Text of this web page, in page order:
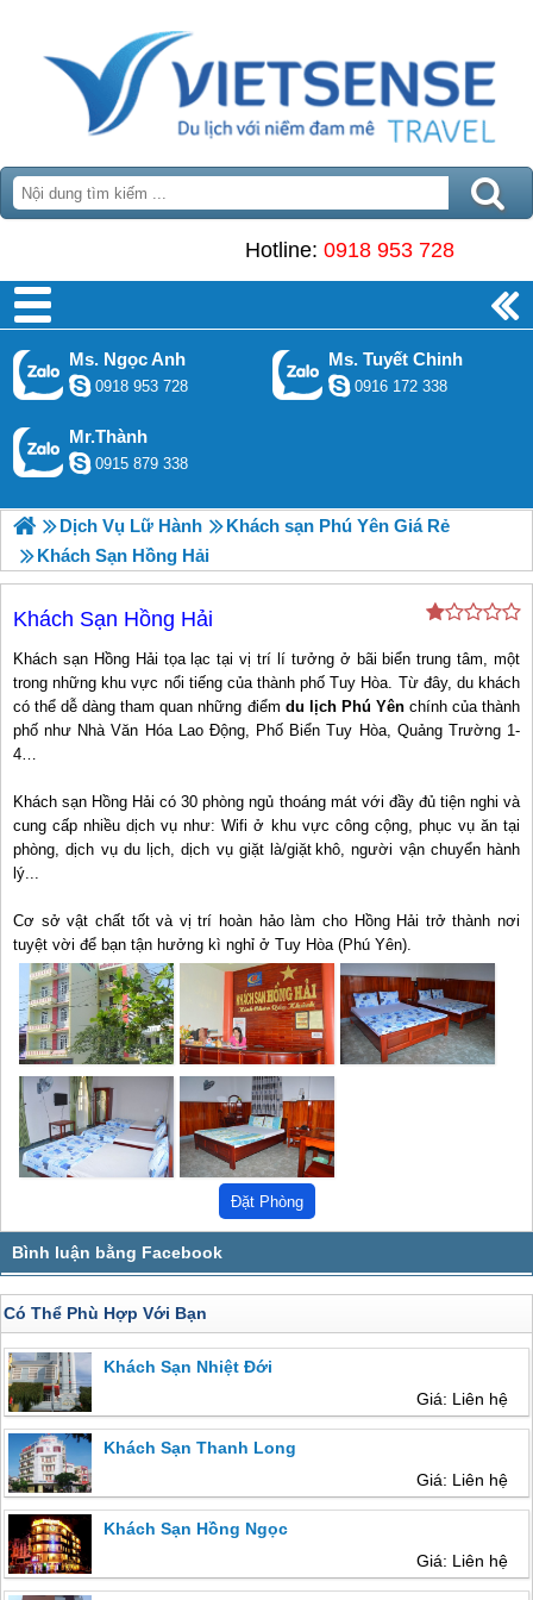
Hotline: 0918 953 728
Ms. Ngọc Anh
0918 953 728
Ms. Tuyết Chinh
0916 172 338
Mr.Thành
0915 879 338
Dịch Vụ Lữ Hành
Khách sạn Phú Yên Giá Rẻ
Khách Sạn Hồng Hải
Khách Sạn Hồng Hải
Khách sạn Hồng Hải tọa lạc tại vị trí lí tưởng ở bãi biển trung tâm, một
trong những khu vực nổi tiếng của thành phố Tuy Hòa. Từ đây, du khách
có thể dễ dàng tham quan những điểm du lịch Phú Yênchính của thành
phố như Nhà Văn Hóa Lao Động, Phố Biển Tuy Hòa, Quảng Trường 1-
4…
Khách sạn Hồng Hải có 30 phòng ngủ thoáng mát với đầy đủ tiện nghi và
cung cấp nhiều dịch vụ như: Wifi ở khu vực công cộng, phục vụ ăn tại
phòng, dịch vụ du lịch, dịch vụ giặt là/giặt khô, người vận chuyển hành
lý...
Cơ sở vật chất tốt và vị trí hoàn hảo làm cho Hồng Hải trở thành nơi
tuyệt vời để bạn tận hưởng kì nghỉ ở Tuy Hòa (Phú Yên).
Có Thể Phù Hợp Với Bạn
Khách Sạn Nhiệt Đới
Giá: Liên hệ
Khách Sạn Thanh Long
Giá: Liên hệ
Khách Sạn Hồng Ngọc
Giá: Liên hệ